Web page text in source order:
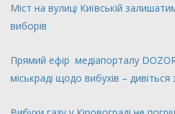
Міст на вулиці Київській
виборів
Прямий ефір медіапорталу
міськраді щодо вибухів –